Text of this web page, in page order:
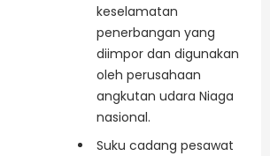
keselamatan
penerbangan yang
diimpor dan digunakan
oleh perusahaan
angkutan udara Niaga
nasional.
Suku cadang pesawat